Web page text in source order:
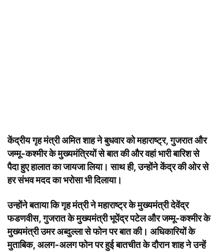
केंद्रीय गृह मंत्री अमित शाह ने बुधवार को महाराष्ट्र, गुजरात और
जम्मू-कश्मीर के मुख्यमंत्रियों से बात की और वहां भारी बारिश से
पैदा हुए हालात का जायजा लिया। साथ ही, उन्होंने केंद्र की ओर से
हर संभव मदद का भरोसा भी दिलाया।
उन्होंने बताया कि गृह मंत्री ने महाराष्ट्र के मुख्यमंत्री देवेंद्र
फडणवीस, गुजरात के मुख्यमंत्री भूपेंद्र पटेल और जम्मू-कश्मीर के
मुख्यमंत्री उमर अब्दुल्ला से फोन पर बात की। अधिकारियों के
मुताबिक, अलग-अलग फोन पर हुई बातचीत के दौरान शाह ने उन्हें